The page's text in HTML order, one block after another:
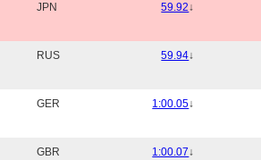
JPN 59.92↓
RUS 59.94↓
GER 1:00.05↓
GBR 1:00.07↓